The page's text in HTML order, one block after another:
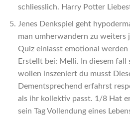
schliesslich. Harry Potter
Jenes Denkspiel geht
man umherwandern zu weiters
Quiz einlasst emotional
Erstellt bei: Melli. In diesem fall
wollen inszeniert du musst
Dementsprechend erfahrst
als ihr kollektiv passt. 1/8 Hat
sein Tag Vollendung eines